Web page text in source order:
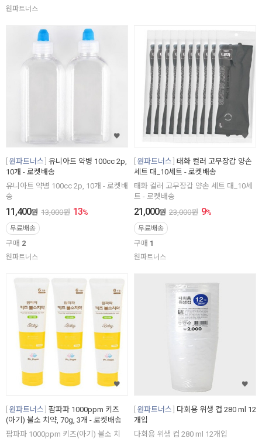
원파트너스
원파트너스 유니아트 약병 100cc 2p,
10개 - 로켓배송
유니아트 약병 100cc 2p, 10개 - 로켓배
송
11,400원 13,000원 13%
무료배송
구매 2
원파트너스
원파트너스 태화 컬러 고무장갑 양손
세트 대_10세트 - 로켓배송
태화 컬러 고무장갑 양손 세트 대_10세
트 - 로켓배송
21,000원 23,000원 9%
무료배송
구매 1
원파트너스
원파트너스 팜파파 1000ppm 키즈
(아기) 불소 치약, 70g, 3개 - 로켓배송
팜파파 1000ppm 키즈(아기) 불소 치
원파트너스
다회용 위생 컵 280 ml 12
개입
다회용 위생 컵 280 ml 12개입